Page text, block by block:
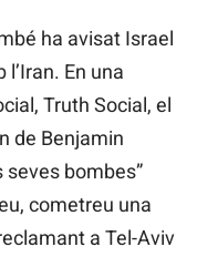
ha avisat Israel
En una
Truth Social, el
de Benjamin
seves bombes”
cometreu una
a Tel-Aviv